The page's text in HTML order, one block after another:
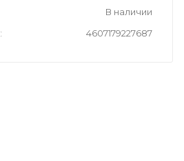
В наличии
4607179227687